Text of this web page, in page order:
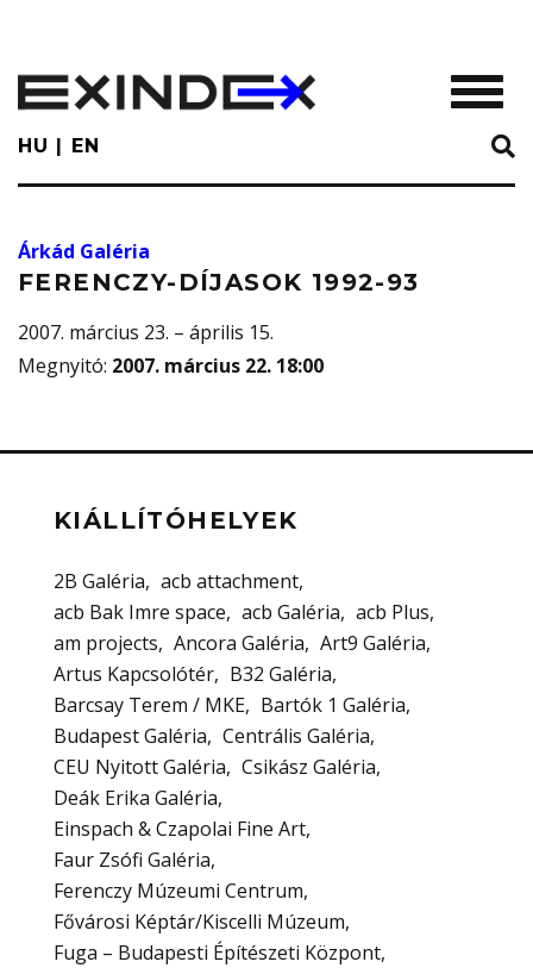
main
content
HU EN
Árkád Galéria
FERENCZY-DÍJASOK 1992-93
2007. március 23. – április 15.
Megnyitó: 2007. március 22. 18:00
KIÁLLÍTÓHELYEK
2B Galéria
acb attachment
acb Bak Imre space
acb Galéria
acb Plus
am projects
Ancora Galéria
Art9 Galéria
Artus Kapcsolótér
B32 Galéria
Barcsay Terem / MKE
Bartók 1 Galéria
Budapest Galéria
Centrális Galéria
CEU Nyitott Galéria
Csikász Galéria
Deák Erika Galéria
Einspach & Czapolai Fine Art
Faur Zsófi Galéria
Ferenczy Múzeumi Centrum
Fővárosi Képtár/Kiscelli Múzeum
Fuga – Budapesti Építészeti Központ